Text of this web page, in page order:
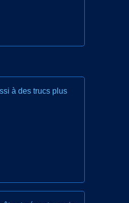
à des trucs plus